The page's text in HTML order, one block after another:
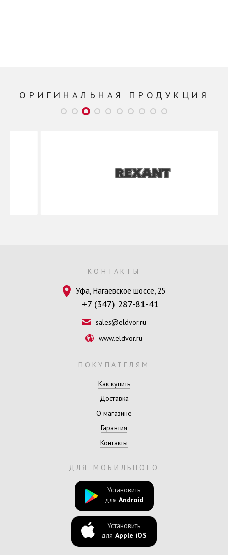
ОРИГИНАЛЬНАЯ ПРОДУКЦИЯ
КОНТАКТЫ
Уфа, Нагаевское шоссе, 25
+7 (347) 287-81-41
sales@eldvor.ru
www.eldvor.ru
ПОКУПАТЕЛЯМ
Как купить
Доставка
О магазине
Гарантия
Контакты
ДЛЯ МОБИЛЬНОГО
Установить
для Android
Установить
для Apple iOS